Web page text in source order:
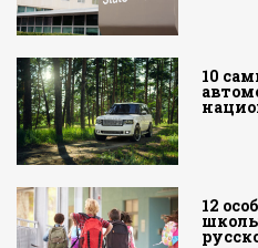
10
12